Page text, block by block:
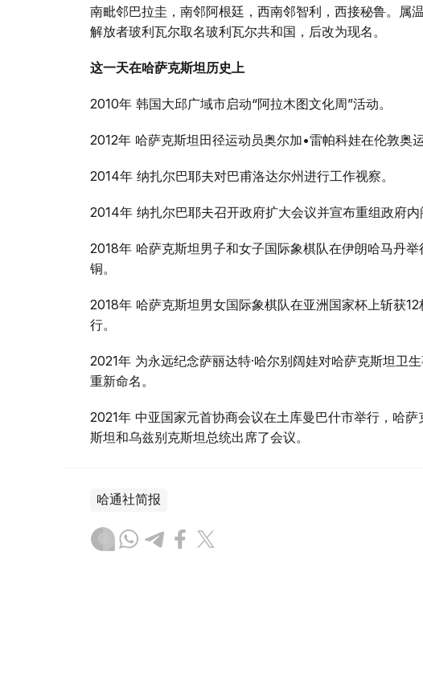
南毗邻巴拉圭，南邻阿根廷，西南邻智利，西接秘鲁。属
解放者玻利瓦尔取名玻利瓦尔共和国，后改为现名。
这一天在哈萨克斯坦历史上
2010年 韩国大邱广域市启动“阿拉木图文化周”活动。
2012年 哈萨克斯坦田径运动员奥尔加•雷帕科娃在伦敦奥
2014年 纳扎尔巴耶夫对巴甫洛达尔州进行工作视察。
2014年 纳扎尔巴耶夫召开政府扩大会议并宣布重组政府内
2018年 哈萨克斯坦男子和女子国际象棋队在伊朗哈马丹
铜。
2018年 哈萨克斯坦男女国际象棋队在亚洲国家杯上斩获
行。
2021年 为永远纪念萨丽达特·哈尔别阔娃对哈萨克斯坦卫
重新命名。
2021年 中亚国家元首协商会议在土库曼巴什市举行，哈
斯坦和乌兹别克斯坦总统出席了会议。
哈通社简报